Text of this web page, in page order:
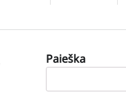
Paieška